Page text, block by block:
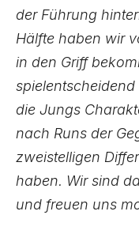
der Führung
Hälfte haben wir
in den Griff
die Jungs
nach Runs der
zweistelligen
haben. Wir sind
und freuen uns